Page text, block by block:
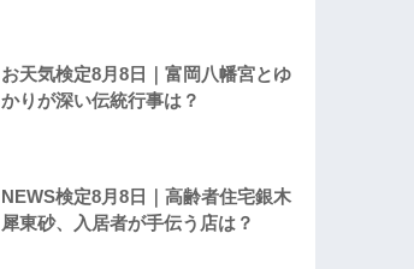
お天気検定8月8日｜富岡八幡宮とゆ
かりが深い伝統行事は？
NEWS検定8月8日｜高齢者住宅銀木
犀東砂、入居者が手伝う店は？